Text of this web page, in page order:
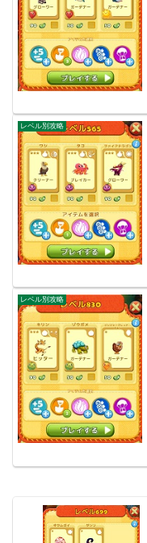
レベル別攻略
レベル別攻略